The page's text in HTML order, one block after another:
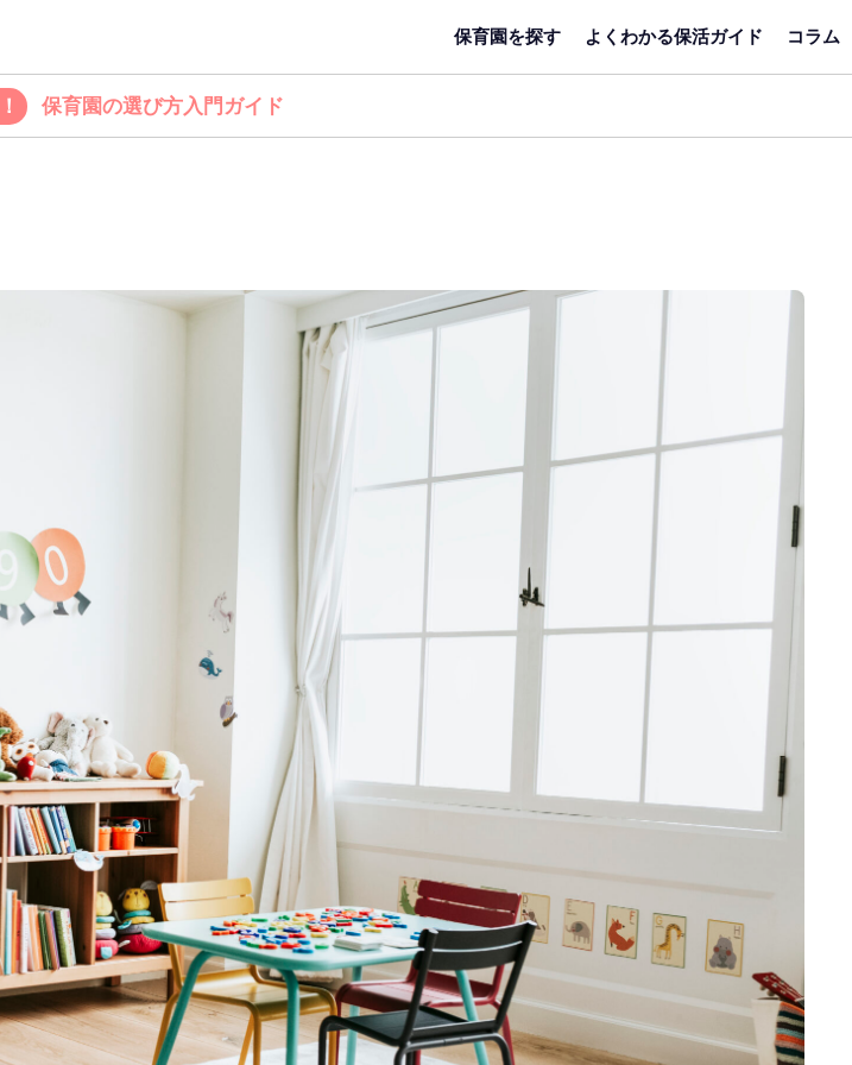
保育園を探す よくわかる保活ガイド コラム
保育園の選び方入門ガイド